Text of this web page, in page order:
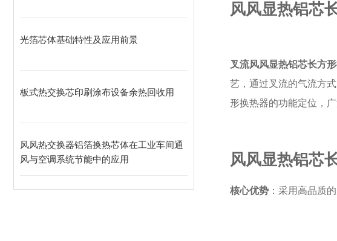
光箔芯体基础特性及应用前景
板式热交换芯印刷涂布设备余热回收用
风风热交换器铝箔换热芯体在工业车间通
风与空调系统节能中的应用
风风显热铝芯
叉流风风显热铝芯长方
艺，通过叉流的气流方
形换热器的功能定位，
风风显热铝芯
核心优势 ：采用高品质